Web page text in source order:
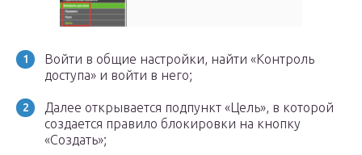
Войти в общие настройки, найти «Контроль
доступа» и войти в него;
Далее открывается подпункт «Цель», в которой
создается правило блокировки на кнопку
«Создать»;